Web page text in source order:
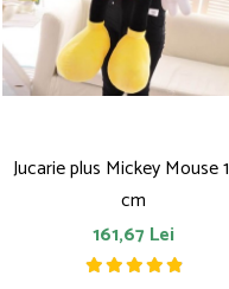
Papusi si accesorii
Trotinete
Trenulete si masinute
Unelte si bancuri de lucru
Jucarie plus Mickey Mouse
cm
161,67 Lei